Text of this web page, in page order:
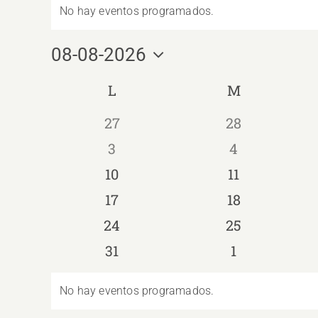
No hay eventos programados.
08-08-2026
Calendario
Eventos
L MMARTES
0
eventos
27
0
eventos
28
0
eventos
3
0
eventos
4
0
eventos
10
0
eventos
11
0
eventos
17
0
eventos
18
0
eventos
24
0
eventos
25
0
31
0
1
No hay eventos programados.